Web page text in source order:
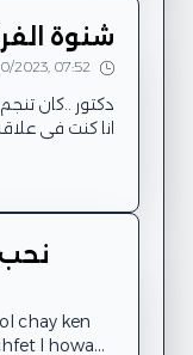
هو صحيح موش
نكذب كان نقلك
نراه يروح
شنوة
2023, 07:52
انا كنت في
احساس الحب
التواصل لمدة
chay ken
l howa